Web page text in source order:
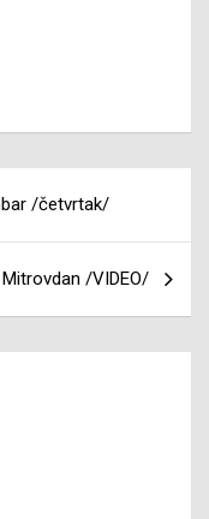
/četvrtak/
/VIDEO/